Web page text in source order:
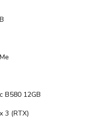
B580 12GB
3 (RTX)